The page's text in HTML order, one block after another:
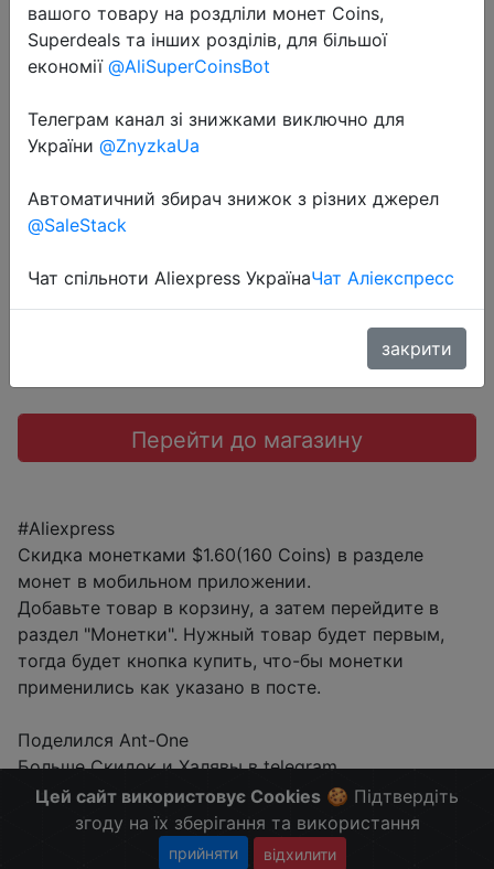
2024-04-18
Vention USB C Hub High Speed 4
Splitter Adapter for MacBook Pro
iPad Pro Xiaomi Lenovo USB Hub
Перейти до магазину
#Aliexpress
Скидка монетками $1.60(160 Coins) в разделе
монет в мобильном приложении.
Добавьте товар в корзину, а затем перейдите в
раздел "Монетки". Нужный товар будет первым,
тогда будет кнопка купить, что-бы монетки
применились как указано в посте.
Поделился Ant-One
Больше Скидок и Халявы в telegram
t.me/%2B8jHVizJO6XY3M2Qy
Цей сайт використовує Cookies 🍪 Підтвердіть
згоду на їх зберігання та використання
прийняти відхилити
вашого товару на роздліли монет Coins,
Superdeals та інших розділів, для більшої
економії @AliSuperCoinsBot
Телеграм канал зі знижками виключно для
України @ZnyzkaUa
Автоматичний збирач знижок з різних джерел
@SaleStack
Чат спільноти Aliexpress УкраїнаЧат Аліекспресс
закрити